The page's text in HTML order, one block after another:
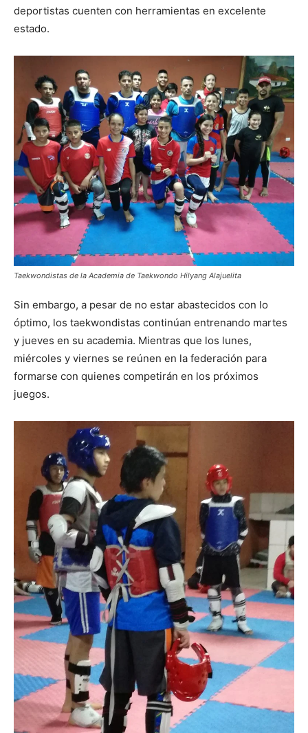
deportistas cuenten con herramientas en excelente
estado.
Taekwondistas de la Academia de Taekwondo Hilyang Alajuelita
Sin embargo, a pesar de no estar abastecidos con lo
óptimo, los taekwondistas continúan entrenando martes
y jueves en su academia. Mientras que los lunes,
miércoles y viernes se reúnen en la federación para
formarse con quienes competirán en los próximos
juegos.